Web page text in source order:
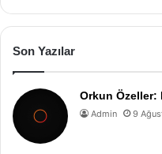
Son Yazılar
Orkun Özeller:
Admin 9